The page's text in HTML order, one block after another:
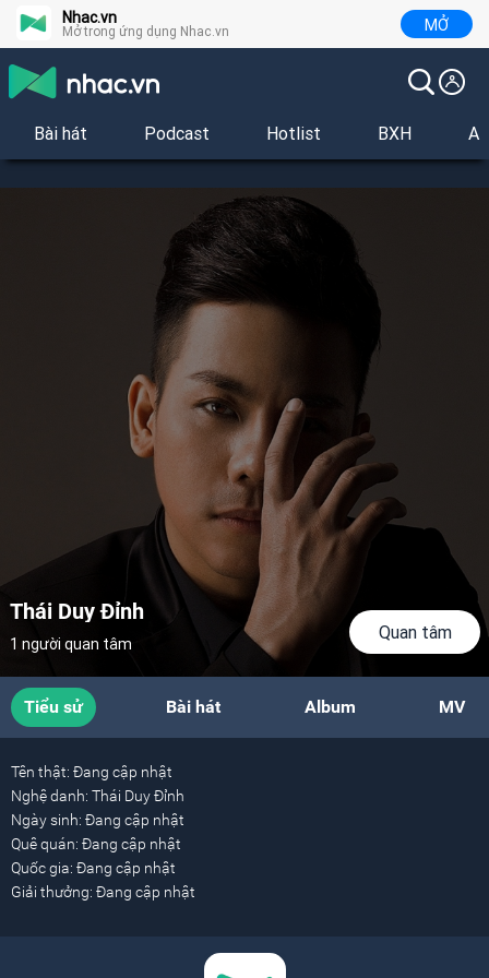
Nhac.vn
Mở trong ứng dụng Nhac.vn MỞ
Bài hát Podcast Hotlist BXH
Thái Duy Đỉnh
1 người quan tâm
Quan tâm
Tiểu sử Bài hát Album MV
Tên thật: Đang cập nhật
Nghệ danh: Thái Duy Đỉnh
Ngày sinh: Đang cập nhật
Quê quán: Đang cập nhật
Quốc gia: Đang cập nhật
Giải thưởng: Đang cập nhật